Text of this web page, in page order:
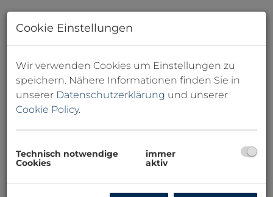
Cookie Einstellungen
Wir verwenden Cookies um Einstellungen zu
speichern. Nähere Informationen finden Sie in
unserer Datenschutzerklärung und unserer
Cookie Policy.
Technisch notwendige
Cookies
immer
aktiv